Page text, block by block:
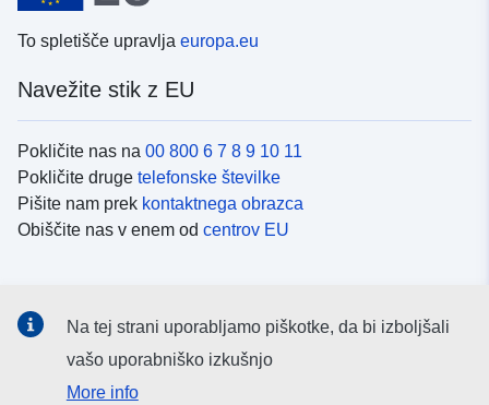
To spletišče upravlja europa.eu
Navežite stik z EU
Pokličite nas na 00 800 6 7 8 9 10 11
Pokličite druge telefonske številke
Pišite nam prek kontaktnega obrazca
Obiščite nas v enem od centrov EU
Iskanje podružbenih medijih EU
Na tej strani uporabljamo piškotke, da bi izboljšali
vašo uporabniško izkušnjo
More info